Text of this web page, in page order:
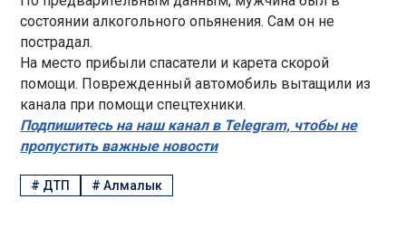
состоянии алкогольного опьянения. Сам он не
пострадал.
На место прибыли спасатели и карета скорой
помощи. Поврежденный автомобиль вытащили из
канала при помощи спецтехники.
Подпишитесь на наш канал в Telegram, чтобы не
пропустить важные новости
# ДТП #Алмалык